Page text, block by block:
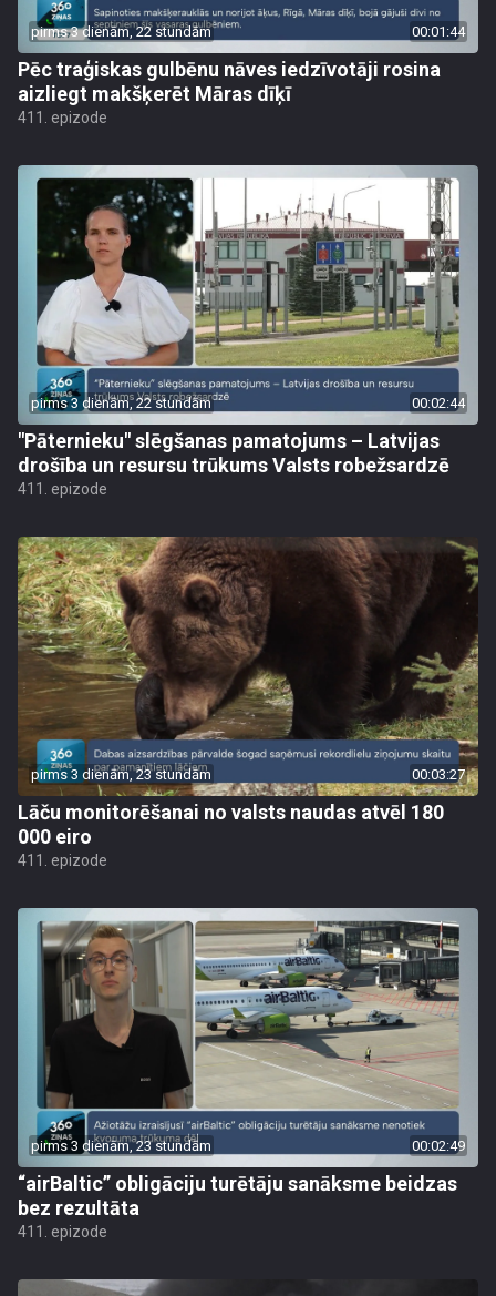
pirms 3 dienām, 22 stundām 00:01:44
Pēc traģiskas gulbēnu nāves iedzīvotāji rosina
aizliegt makšķerēt Māras dīķī
411. epizode
pirms 3 dienām, 22 stundām 00:02:44
"Pāternieku" slēgšanas pamatojums – Latvijas
drošība un resursu trūkums Valsts robežsardzē
411. epizode
pirms 3 dienām, 23 stundām 00:03:27
Lāču monitorēšanai no valsts naudas atvēl 180
000 eiro
411. epizode
pirms 3 dienām, 23 stundām 00:02:49
“airBaltic” obligāciju turētāju sanāksme beidzas
bez rezultāta
411. epizode